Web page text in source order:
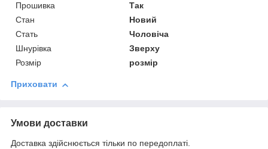
Прошивка
Так
Стан
Новий
Стать
Чоловіча
Шнурівка
Зверху
Розмір
розмір
Приховати
Умови доставки
Доставка здійснюється тільки по передоплаті.